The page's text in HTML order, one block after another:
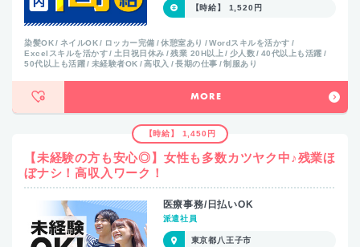
【時給】 1,520円
染髪OK ネイルOK ロッカー完備 休憩室あり
Wordスキルを活かす
Excelスキルを活かす
土日祝日休み 残業 20H以上 少人数
40代以上も活躍
50代以上も活躍
未経験者OK 高収入 長期の仕事 制服あり
MORE
【時給】 1,450円
【未経験の方も安心◎】女性も多数カツヤク中♪残業ほ
ぼナシ！高収入ワーク！
医療事務/日払いOK
派遣社員
東京都八王子市